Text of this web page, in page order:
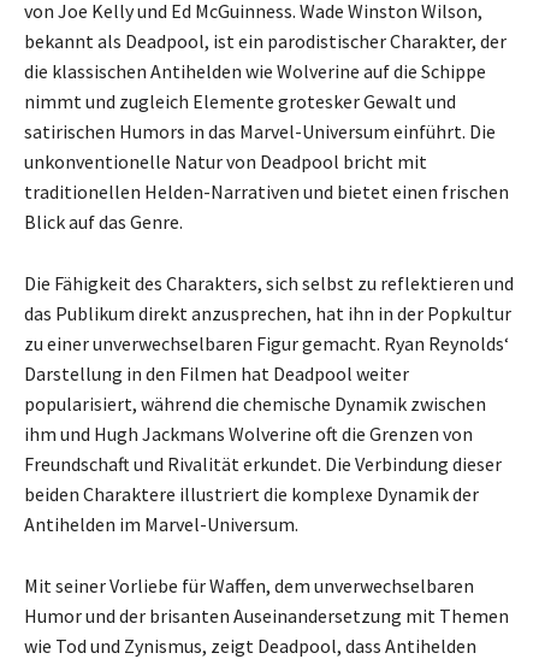
von Joe Kelly und Ed McGuinness. Wade Winston Wilson,
bekannt als Deadpool, ist ein parodistischer Charakter, der
die klassischen Antihelden wie Wolverine auf die Schippe
nimmt und zugleich Elemente grotesker Gewalt und
satirischen Humors in das Marvel-Universum einführt. Die
unkonventionelle Natur von Deadpool bricht mit
traditionellen Helden-Narrativen und bietet einen frischen
Blick auf das Genre.
Die Fähigkeit des Charakters, sich selbst zu reflektieren und
das Publikum direkt anzusprechen, hat ihn in der Popkultur
zu einer unverwechselbaren Figur gemacht. Ryan Reynolds‘
Darstellung in den Filmen hat Deadpool weiter
popularisiert, während die chemische Dynamik zwischen
ihm und Hugh Jackmans Wolverine oft die Grenzen von
Freundschaft und Rivalität erkundet. Die Verbindung dieser
beiden Charaktere illustriert die komplexe Dynamik der
Antihelden im Marvel-Universum.
Mit seiner Vorliebe für Waffen, dem unverwechselbaren
Humor und der brisanten Auseinandersetzung mit Themen
wie Tod und Zynismus, zeigt Deadpool, dass Antihelden